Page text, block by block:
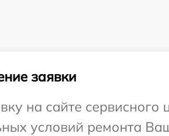
заявки
на сайте
условий ремонта